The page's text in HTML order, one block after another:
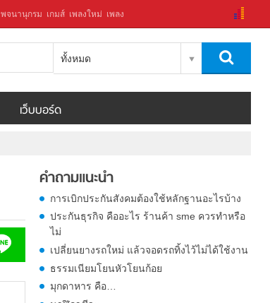
พจนานุกรม เกมส์ เพลงใหม่ เพลง
ทั้งหมด
เว็บบอร์ด
คำถามแนะนำ
การเบิกประกันสังคมต้องใช้หลักฐานอะไรบ้าง
ประกันธุรกิจ คืออะไร ร้านค้า sme ควรทำหรือ
ไม่
เปลี่ยนยางรถใหม่ แล้วจอดรถทิ้งไว้ไม่ได้ใช้งาน
ธรรมเนียมโยนหัวโยนก้อย
มุกดาหาร คือ…